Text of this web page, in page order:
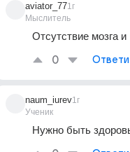
aviator_77
Мыслитель
1г
Отсутствие мозга и
0
naum_iurev
Ученик
1г
Нужно быть